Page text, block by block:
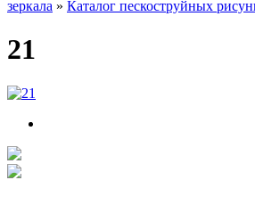
зеркала » Каталог пескоструйных
21